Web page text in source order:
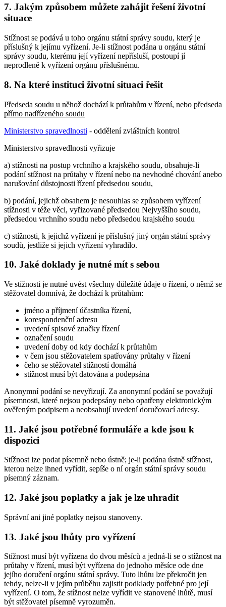
7. Jakým způsobem můžete zahájit řešení životní
situace
Stížnost se podává u toho orgánu státní správy soudu, který je
příslušný k jejímu vyřízení. Je-li stížnost podána u orgánu státní
správy soudu, kterému její vyřízení nepřísluší, postoupí jí
neprodleně k vyřízení orgánu příslušnému.
8. Na které instituci životní situaci řešit
Předseda soudu u něhož dochází k průtahům v řízení, nebo předseda
přímo nadřízeného soudu
Ministerstvo spravedlnosti - oddělení zvláštních kontrol
Ministerstvo spravedlnosti vyřizuje
a) stížnosti na postup vrchního a krajského soudu, obsahuje-li
podání stížnost na průtahy v řízení nebo na nevhodné chování anebo
narušování důstojnosti řízení předsedou soudu,
b) podání, jejichž obsahem je nesouhlas se způsobem vyřízení
stížnosti v téže věci, vyřizované předsedou Nejvyššího soudu,
předsedou vrchního soudu nebo předsedou krajského soudu
c) stížnosti, k jejichž vyřízení je příslušný jiný orgán státní správy
soudů, jestliže si jejich vyřízení vyhradilo.
10. Jaké doklady je nutné mít s sebou
Ve stížnosti je nutné uvést všechny důležité údaje o řízení, o němž se
stěžovatel domnívá, že dochází k průtahům:
jméno a příjmení účastníka řízení,
korespondenční adresu
uvedení spisové značky řízení
označení soudu
uvedení doby od kdy dochází k průtahům
v čem jsou stěžovatelem spatřovány průtahy v řízení
čeho se stěžovatel stížností domáhá
stížnost musí být datována a podepsána
Anonymní podání se nevyřizují. Za anonymní podání se považují
písemnosti, které nejsou podepsány nebo opatřeny elektronickým
ověřeným podpisem a neobsahují uvedení doručovací adresy.
11. Jaké jsou potřebné formuláře a kde jsou k
dispozici
Stížnost lze podat písemně nebo ústně; je-li podána ústně stížnost,
kterou nelze ihned vyřídit, sepíše o ní orgán státní správy soudu
písemný záznam.
12. Jaké jsou poplatky a jak je lze uhradit
Správní ani jiné poplatky nejsou stanoveny.
13. Jaké jsou lhůty pro vyřízení
Stížnost musí být vyřízena do dvou měsíců a jedná-li se o stížnost na
průtahy v řízení, musí být vyřízena do jednoho měsíce ode dne
jejího doručení orgánu státní správy. Tuto lhůtu lze překročit jen
tehdy, nelze-li v jejím průběhu zajistit podklady potřebné pro její
vyřízení. O tom, že stížnost nelze vyřídit ve stanovené lhůtě, musí
být stěžovatel písemně vyrozuměn.